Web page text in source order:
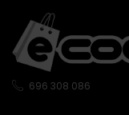
696 308 086